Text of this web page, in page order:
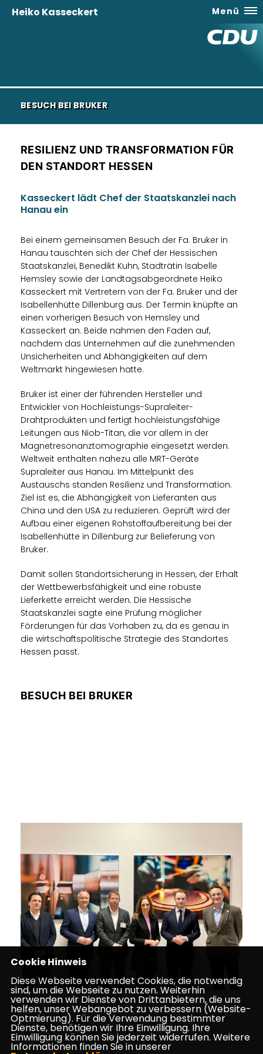
Heiko Kasseckert Menü
BESUCH BEI BRUKER
RESILIENZ UND TRANSFORMATION FÜR
DEN STANDORT HESSEN
Kasseckert lädt Chef der Staatskanzlei nach
Hanau ein
Bei einem gemeinsamen Besuch der Fa. Bruker in
Hanau tauschten sich der Chef der Hessischen
Staatskanzlei, Benedikt Kuhn, Stadträtin Isabelle
Hemsley sowie der Landtagsabgeordnete Heiko
Kasseckert mit Vertretern von der Fa. Bruker und der
Isabellenhütte Dillenburg aus. Der Termin knüpfte an
einen vorherigen Besuch von Hemsley und
Kasseckert an. Beide nahmen den Faden auf,
nachdem das Unternehmen auf die zunehmenden
Unsicherheiten und Abhängigkeiten auf dem
Weltmarkt hingewiesen hatte.
Bruker ist einer der führenden Hersteller und
Entwickler von Hochleistungs-Supraleiter-
Drahtprodukten und fertigt hochleistungsfähige
Leitungen aus Niob-Titan, die vor allem in der
Magnetresonanztomographie eingesetzt werden.
Weltweit enthalten nahezu alle MRT-Geräte
Supraleiter aus Hanau. Im Mittelpunkt des
Austauschs standen Resilienz und Transformation.
Ziel ist es, die Abhängigkeit von Lieferanten aus
China und den USA zu reduzieren. Geprüft wird der
Aufbau einer eigenen Rohstoffaufbereitung bei der
Isabellenhütte in Dillenburg zur Belieferung von
Bruker.
Damit sollen Standortsicherung in Hessen, der Erhalt
der Wettbewerbsfähigkeit und eine robuste
Lieferkette erreicht werden. Die Hessische
Staatskanzlei sagte eine Prüfung möglicher
Förderungen für das Vorhaben zu, da es genau in
die wirtschaftspolitische Strategie des Standortes
Hessen passt.
BESUCH BEI BRUKER
26.01.2026
Cookie Hinweis
Diese Webseite verwendet Cookies, die notwendig
sind, um die Webseite zu nutzen. Weiterhin
verwenden wir Dienste von Drittanbietern, die uns
helfen, unser Webangebot zu verbessern (Website-
Optmierung). Für die Verwendung bestimmter
Dienste, benötigen wir Ihre Einwilligung. Ihre
Einwilligung können Sie jederzeit widerrufen. Weitere
Informationen finden Sie in unserer